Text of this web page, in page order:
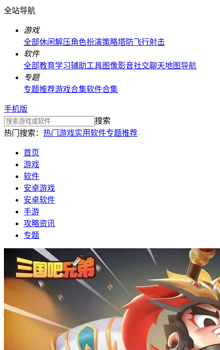
全站导航
游戏
全部休闲解压角色扮演策略塔防飞行射击
软件
全部教育学习辅助工具图像影音社交聊天地图导航
专题
专题推荐游戏合集软件合集
手机版
搜索
热门搜索： 热门游戏实用软件专题推荐
首页
游戏
软件
安卓游戏
安卓软件
手游
攻略资讯
专题